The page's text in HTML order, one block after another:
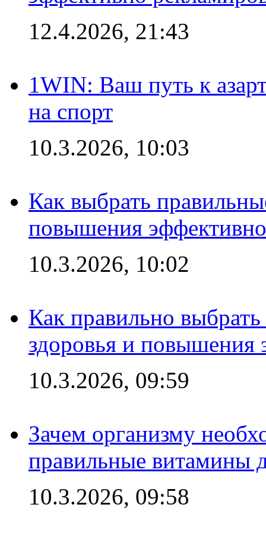
12.4.2026, 21:43
1WIN: Ваш путь к
на спорт
10.3.2026, 10:03
Как выбрать
повышения
10.3.2026, 10:02
Как правильно
здоровья и повышения
10.3.2026, 09:59
Зачем организму
правильные витамины
10.3.2026, 09:58